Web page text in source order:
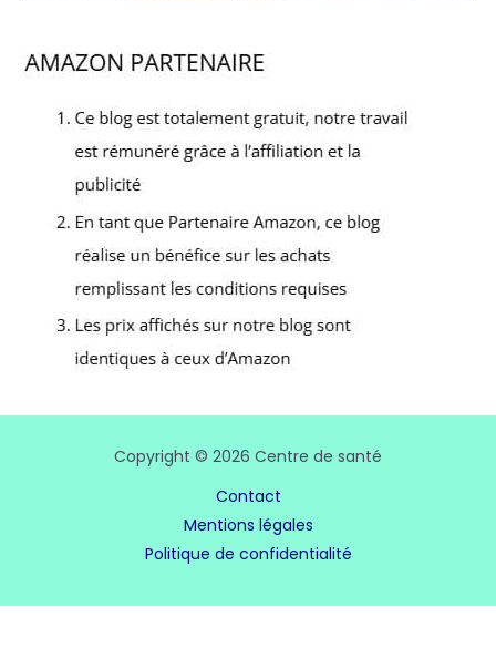
Copyright © 2026 Centre de santé
Contact
Mentions légales
Politique de confidentialité